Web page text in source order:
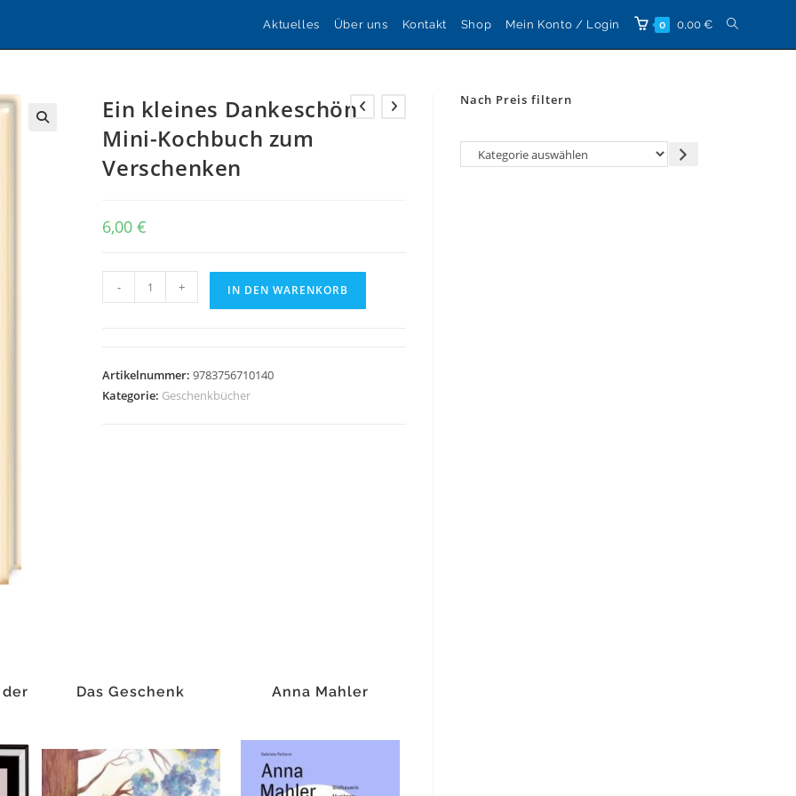
Aktuelles Über uns Kontakt Shop Mein Konto / Login 0 0,00 € Website-
Ein kleines Dankeschön
Mini-Kochbuch zum
Verschenken
6,00€
kleines
Kochbuch
zum
- + IN DEN WARENKORB
Artikelnummer:9783756710140
Kategorie: Geschenkbücher
der
Das Geschenk Anna Mahler
Nach Preis filtern
Kategorie